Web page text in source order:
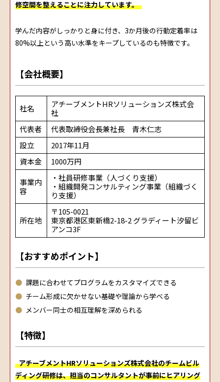
修空間を整えることに注力しています。
学んだ内容がしっかりと身に付き、3か月後の行動定着率は
80%以上という高い水準をキープしているのも特徴です。
【会社概要】
社名
アチーブメントHRソリューションズ株式会
社
代表者
代表取締役会長兼社長 青木仁志
設立
2017年11月
資本金
1000万円
事業内
容
・社員研修事業（人づくり支援）
・組織開発コンサルティング事業（組織づく
り支援）
所在地
〒105-0021
東京都港区東新橋2-18-2 グラディート汐留ビ
アンコ3F
【おすすめポイント】
課題に合わせてプログラムをカスタマイズできる
チーム形成に欠かせない基礎や理論から学べる
メンバー同士の相互理解を深められる
【特徴】
アチーブメントHRソリューションズ株式会社のチームビル
ディング研修は、担当のコンサルタントが事前にヒアリング